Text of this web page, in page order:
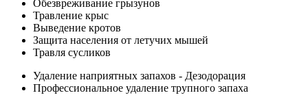
Обезвреживание грызунов
Травление крыс
Выведение кротов
Защита населения от летучих мышей
Травля сусликов
Удаление наприятных запахов - Дезодорация
Профессиональное удаление трупного запаха